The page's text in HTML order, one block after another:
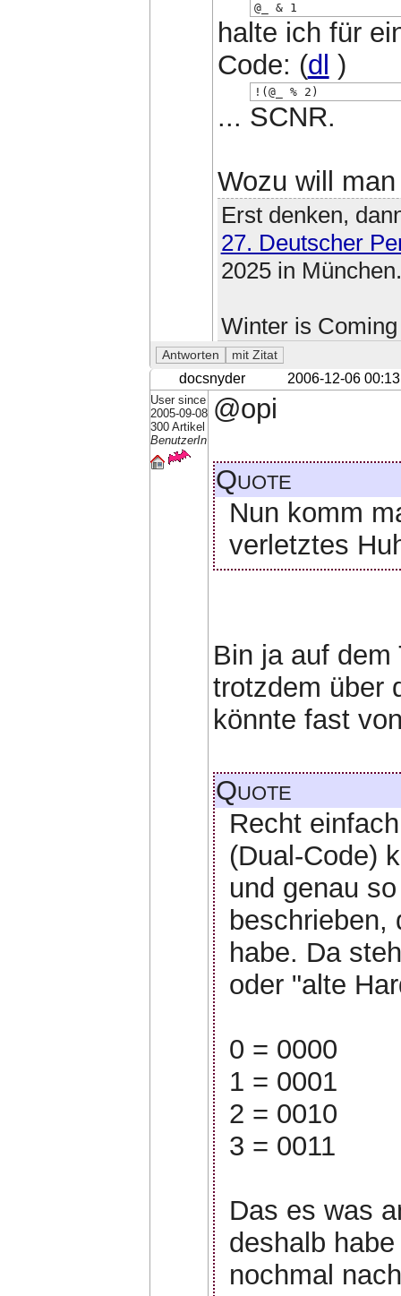
@_ & 1
halte ich für
Code: (dl )
!(@_ % 2)
... SCNR.
Wozu will
Erst denken,
27. Deutscher
2025 in München.
Winter is Coming
docsnyder 2006-12-06 00:13
User since
2005-09-08
300 Artikel
BenutzerIn
@opi
Quote
Nun komm
verletztes
Bin ja auf dem
trotzdem über
könnte fast
Quote
Recht
(Dual-Code)
und genau
beschrieben,
habe. Da
oder "alte
0 = 0000
1 = 0001
2 = 0010
3 = 0011
Das es was
deshalb
nochmal